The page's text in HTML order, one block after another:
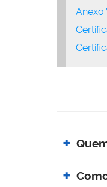
Anexo